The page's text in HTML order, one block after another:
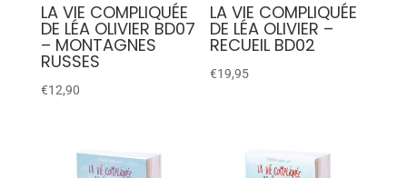
LA VIE COMPLIQUÉE
DE LÉA OLIVIER BD07
– MONTAGNES
RUSSES
€12,90
LA VIE COMPLIQUÉE
DE LÉA OLIVIER –
RECUEIL BD02
€19,95